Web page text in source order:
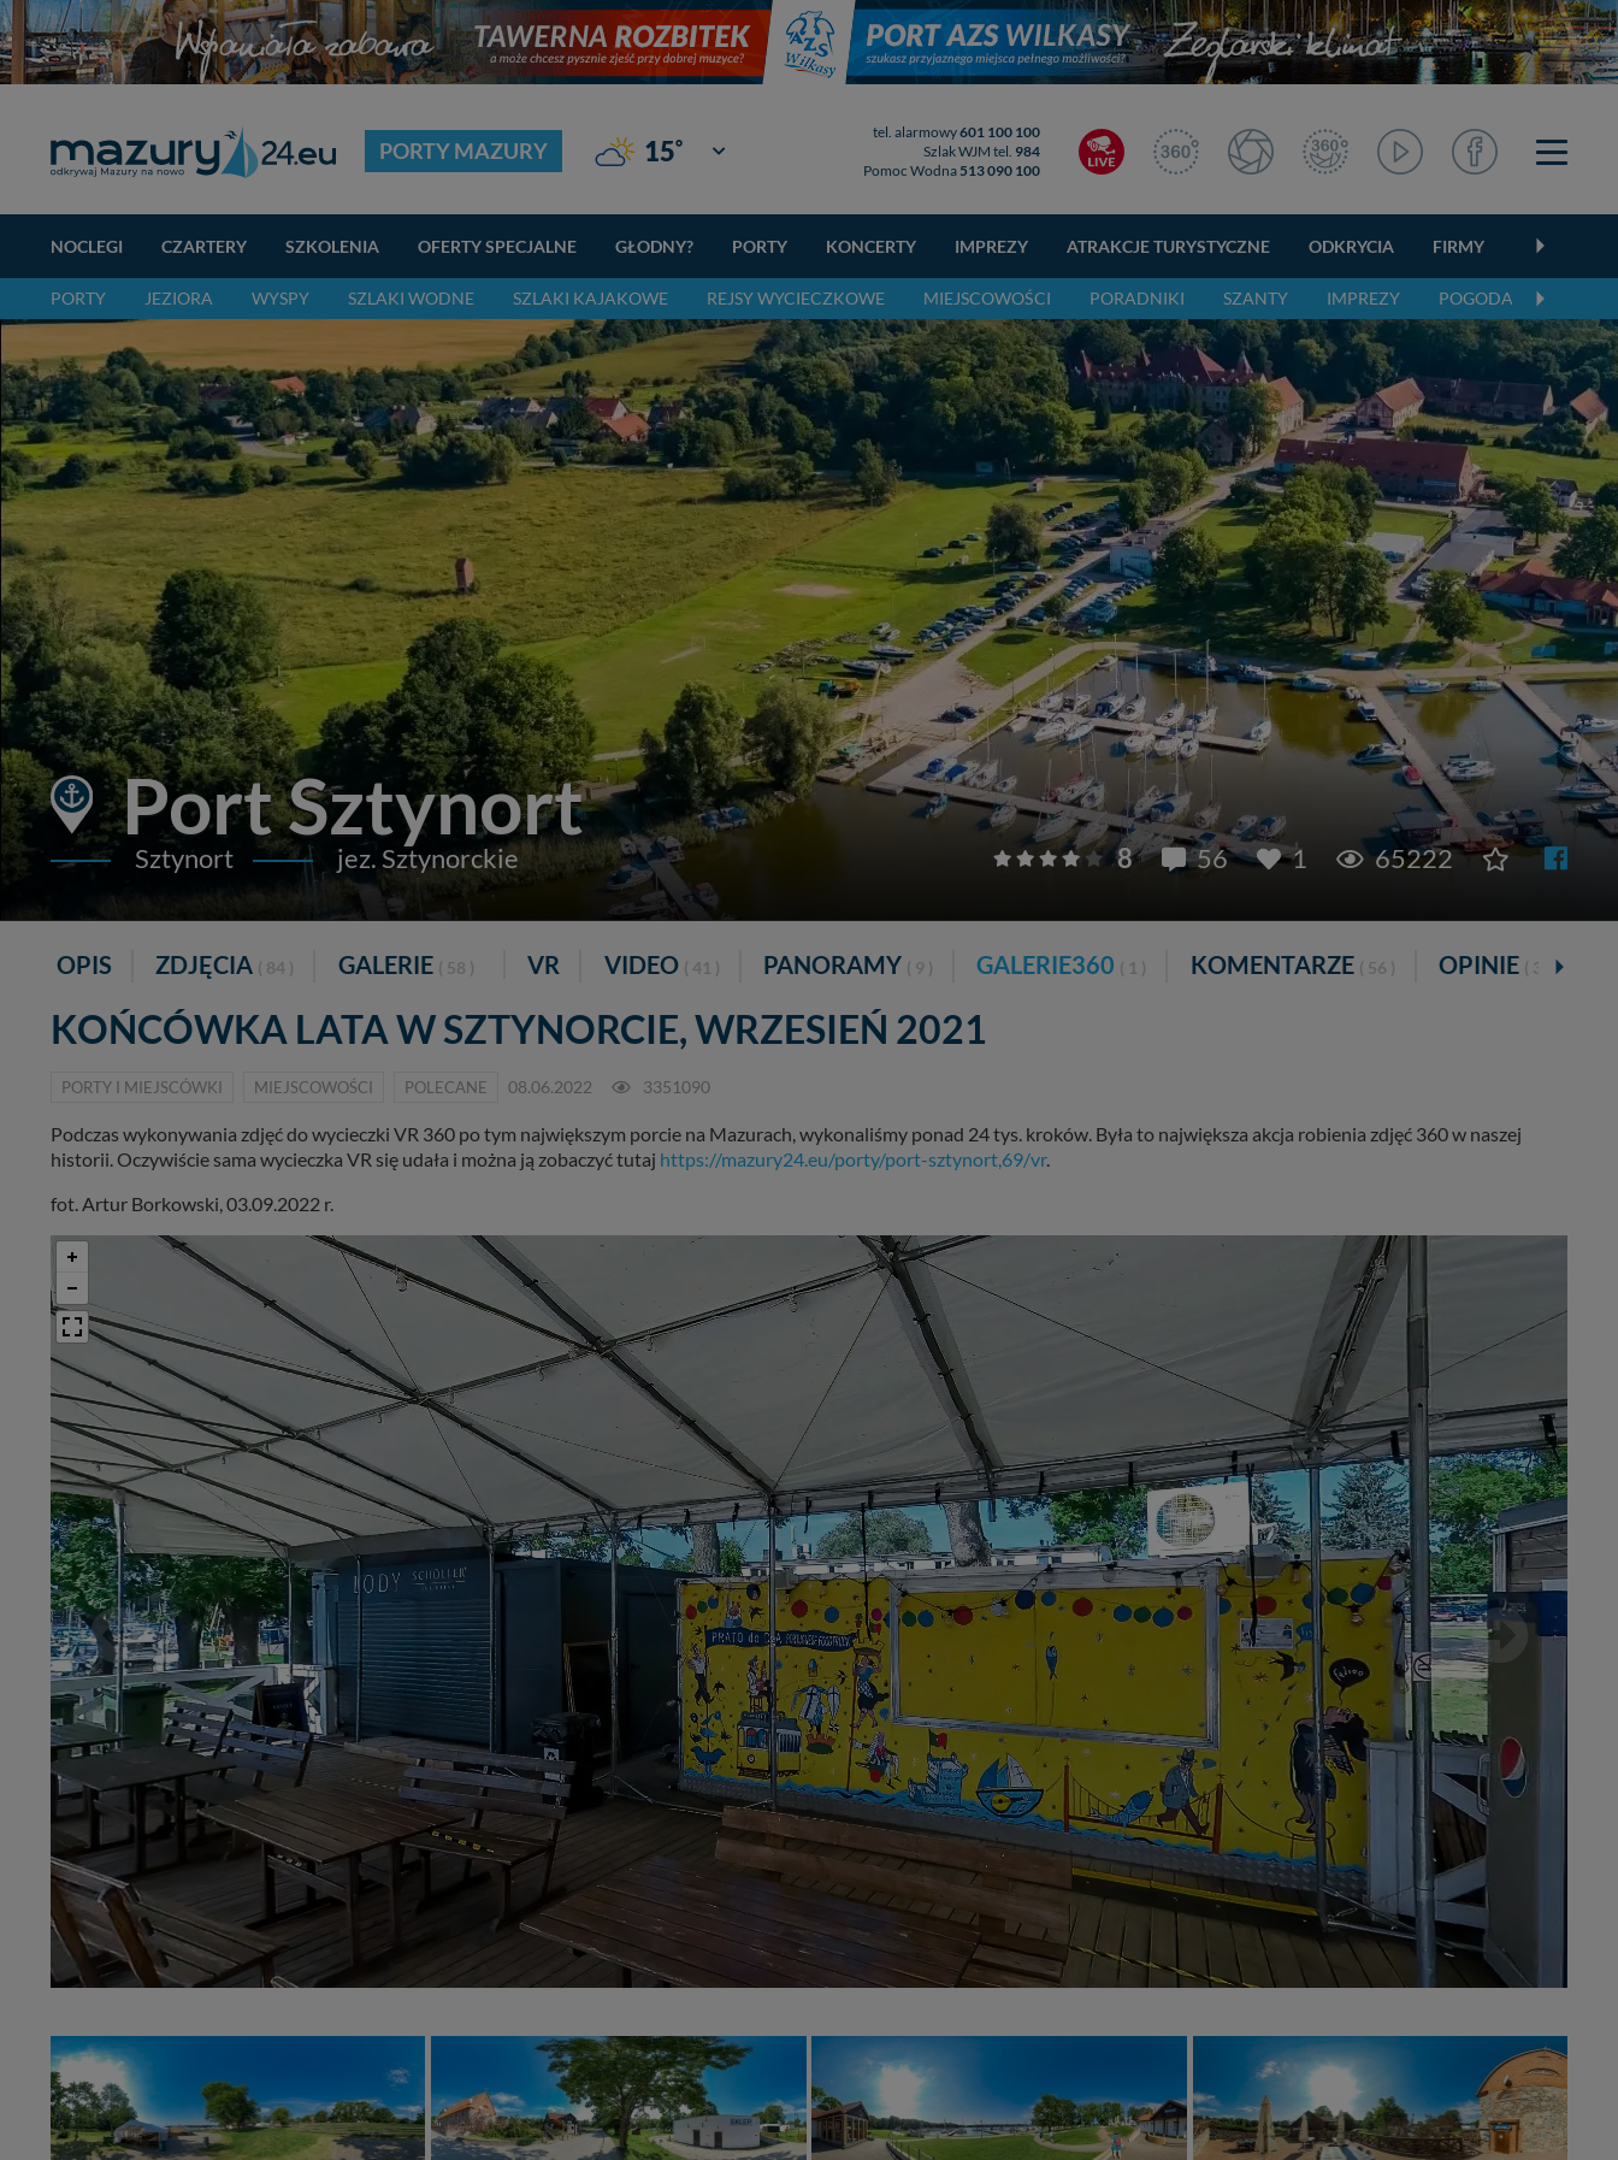
PORTY MAZURY 15° Giżycko
tel. alarmowy601 100 100
Szlak WJM tel. 984
Pomoc Wodna 513 090 100
NOCLEGI CZARTERY SZKOLENIA OFERTY SPECJALNE GŁODNY? PORTY KONCERTY IMPREZY ATRAKCJE TURYSTYCZNE ODKRYCIA FIRMY
PORTY JEZIORA WYSPY SZLAKI WODNE SZLAKI KAJAKOWE REJSY WYCIECZKOWE MIEJSCOWOŚCI PORADNIKI SZANTY IMPREZY POGODA
Port Sztynort
Sztynort jez. Sztynorckie 8 56 1 65222
OPIS ZDJĘCIA ( 84 ) GALERIE ( 58 ) VR VIDEO ( 41 ) PANORAMY ( 9 ) GALERIE360 ( 1 ) KOMENTARZE ( 56 ) OPINIE ( 31 )
KOŃCÓWKA LATA W SZTYNORCIE, WRZESIEŃ 2021
PORTY I MIEJSCÓWKI MIEJSCOWOŚCI POLECANE 08.06.2022 3351090
Podczas wykonywania zdjęć do wycieczki VR 360 po tym największym porcie na Mazurach, wykonaliśmy ponad 24 tys. kroków. Była to największa akcja robienia zdjęć 360 w naszej
historii. Oczywiście sama wycieczka VR się udała i można ją zobaczyć tutaj https://mazury24.eu/porty/port-sztynort,69/vr.
fot. Artur Borkowski, 03.09.2022 r.